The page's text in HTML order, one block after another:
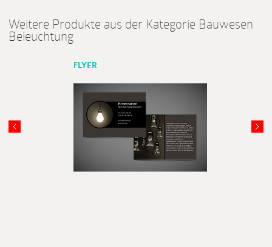
Weitere Produkte aus der Kategorie Bauwesen
Beleuchtung
FLYER